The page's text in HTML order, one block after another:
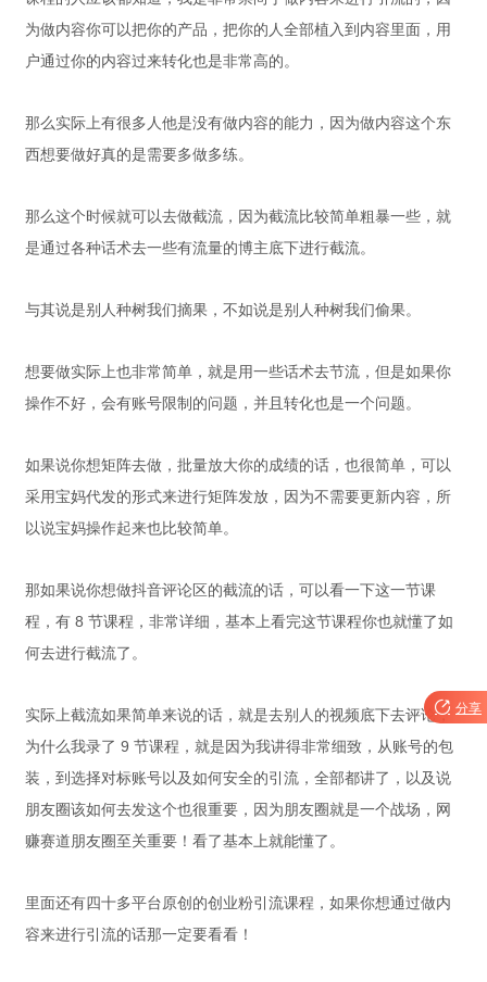
为做内容你可以把你的产品，把你的人全部植入到内容里面，用
户通过你的内容过来转化也是非常高的。
那么实际上有很多人他是没有做内容的能力，因为做内容这个东
西想要做好真的是需要多做多练。
那么这个时候就可以去做截流，因为截流比较简单粗暴一些，就
是通过各种话术去一些有流量的博主底下进行截流。
与其说是别人种树我们摘果，不如说是别人种树我们偷果。
想要做实际上也非常简单，就是用一些话术去节流，但是如果你
操作不好，会有账号限制的问题，并且转化也是一个问题。
如果说你想矩阵去做，批量放大你的成绩的话，也很简单，可以
采用宝妈代发的形式来进行矩阵发放，因为不需要更新内容，所
以说宝妈操作起来也比较简单。
那如果说你想做抖音评论区的截流的话，可以看一下这一节课
程，有 8 节课程，非常详细，基本上看完这节课程你也就懂了如
何去进行截流了。
实际上截流如果简单来说的话，就是去别人的视频底下去评论，
为什么我录了 9 节课程，就是因为我讲得非常细致，从账号的包
装，到选择对标账号以及如何安全的引流，全部都讲了，以及说
朋友圈该如何去发这个也很重要，因为朋友圈就是一个战场，网
赚赛道朋友圈至关重要！看了基本上就能懂了。
里面还有四十多平台原创的创业粉引流课程，如果你想通过做内
容来进行引流的话那一定要看看！
 分享